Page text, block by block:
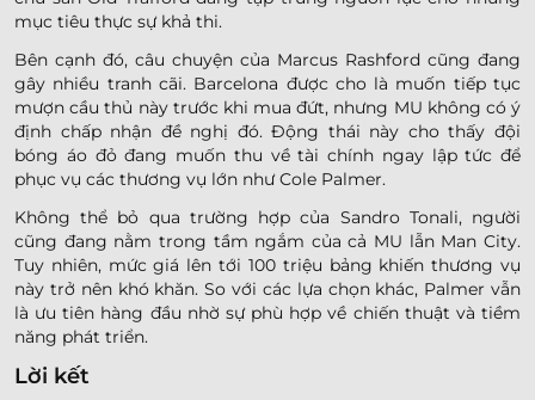
mục tiêu thực sự khả thi.
Bên cạnh đó, câu chuyện của Marcus Rashford cũng đang
gây nhiều tranh cãi. Barcelona được cho là muốn tiếp tục
mượn cầu thủ này trước khi mua đứt, nhưng MU không có ý
định chấp nhận đề nghị đó. Động thái này cho thấy đội
bóng áo đỏ đang muốn thu về tài chính ngay lập tức để
phục vụ các thương vụ lớn như Cole Palmer.
Không thể bỏ qua trường hợp của Sandro Tonali, người
cũng đang nằm trong tầm ngắm của cả MU lẫn Man City.
Tuy nhiên, mức giá lên tới 100 triệu bảng khiến thương vụ
này trở nên khó khăn. So với các lựa chọn khác, Palmer vẫn
là ưu tiên hàng đầu nhờ sự phù hợp về chiến thuật và tiềm
năng phát triển.
Lời kết